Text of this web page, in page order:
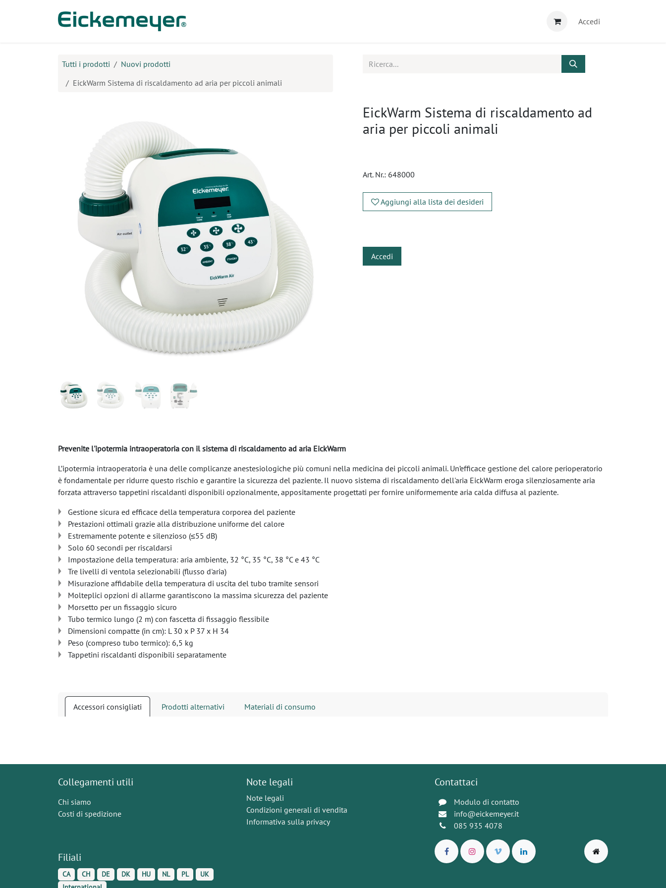
Accedi
Tutti i prodotti
Nuovi prodotti
EickWarm Sistema di riscaldamento ad aria per piccoli animali
EickWarm Sistema di riscaldamento ad
aria per piccoli animali
Art. Nr.: 648000
Aggiungi alla lista dei desideri
Accedi
Prevenite l'ipotermia intraoperatoria con il sistema di riscaldamento ad aria EickWarm
L’ipotermia intraoperatoria è una delle complicanze anestesiologiche più comuni nella medicina dei piccoli animali. Un’efficace gestione del calore perioperatorio
è fondamentale per ridurre questo rischio e garantire la sicurezza del paziente. Il nuovo sistema di riscaldamento dell'aria EickWarm eroga silenziosamente aria
forzata attraverso tappetini riscaldanti disponibili opzionalmente, appositamente progettati per fornire uniformemente aria calda diffusa al paziente.
Gestione sicura ed efficace della temperatura corporea del paziente
Prestazioni ottimali grazie alla distribuzione uniforme del calore
Estremamente potente e silenzioso (≤55 dB)
Solo 60 secondi per riscaldarsi
Impostazione della temperatura: aria ambiente, 32 °C, 35 °C, 38 °C e 43 °C
Tre livelli di ventola selezionabili (flusso d'aria)
Misurazione affidabile della temperatura di uscita del tubo tramite sensori
Molteplici opzioni di allarme garantiscono la massima sicurezza del paziente
Morsetto per un fissaggio sicuro
Tubo termico lungo (2 m) con fascetta di fissaggio flessibile
Dimensioni compatte (in cm): L 30 x P 37 x H 34
Peso (compreso tubo termico): 6,5 kg
Tappetini riscaldanti disponibili separatamente
Accessori consigliati Prodotti alternativi Materiali di consumo
Collegamenti utili
Chi siamo
Costi di spedizione
Filiali
CA CH DE DK HU NL PL
UK
Note legali
Note legali
Condizioni generali di vendita
Informativa sulla privacy
Contattaci
Modulo di contatto
info@eickemeyer.it
085 935 4078